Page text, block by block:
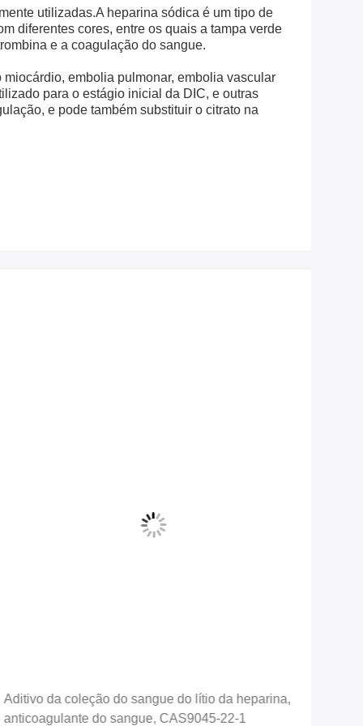
utilizadas.A heparina sódica é um tipo de
diferentes cores, entre os quais a tampa verde
e a coagulação do sangue.
embolia pulmonar, embolia vascular
para o estágio inicial da DIC, e outras
e pode também substituir o citrato na
da coleção do sangue do lítio da heparina,
do sangue, CAS9045-22-1